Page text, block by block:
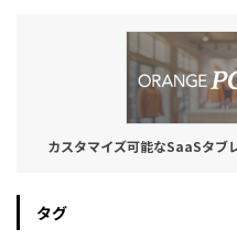
カスタマイズ可能なSaaSタブ
タグ